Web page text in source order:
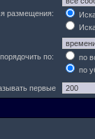
размещения:
по:
по
по
первые